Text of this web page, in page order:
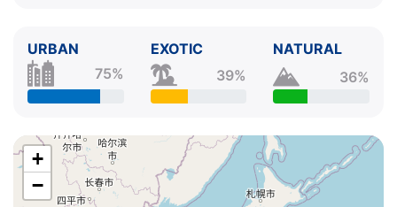
URBAN
75%
EXOTIC
39%
NATURAL
36%
+
−